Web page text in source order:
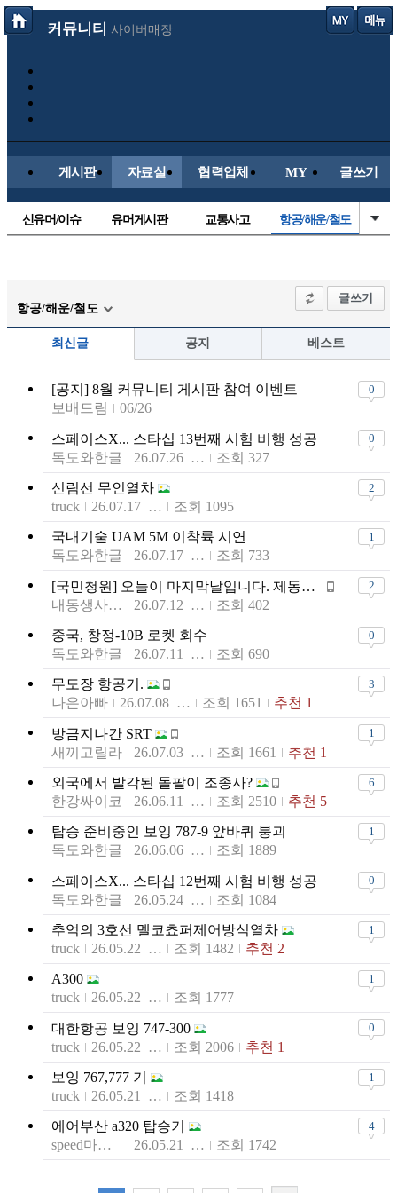
커뮤니티 사이버매장
게시판 자료실 협력업체 MY 글쓰기
신유머/이슈 유머게시판 교통사고 항공/해운/철도
자유사진
군사/무기
장착시공사진
항공/해운/철도
글쓰기
최신글 공지 베스트
[공지] 8월 커뮤니티 게시판 참여 이벤트
보배드림
06/26
0
스페이스X... 스타십 13번째 시험 비행 성공
독도와한글
26.07.26 20:34 조회 327
0
신림선 무인열차
truck
26.07.17 20:41 조회 1095
2
국내기술 UAM 5M 이착륙 시연
독도와한글
26.07.17 03:57 조회 733
1
[국민청원] 오늘이 마지막날입니다. 제동생을 살려주세요
내동생사랑해92
26.07.12 13:39 조회 402
2
중국, 창정-10B 로켓 회수
독도와한글
26.07.11 19:13 조회 690
0
무도장 항공기.
나은아빠
26.07.08 11:00 조회 1651 추천 1
3
방금지나간 SRT
새끼고릴라
26.07.03 21:34 조회 1661 추천 1
1
외국에서 발각된 돌팔이 조종사?
한강싸이코
26.06.11 18:07 조회 2510 추천 5
6
탑승 준비중인 보잉 787-9 앞바퀴 붕괴
독도와한글
26.06.06 14:25 조회 1889
1
스페이스X... 스타십 12번째 시험 비행 성공
독도와한글
26.05.24 13:45 조회 1084
0
추억의 3호선 멜코쵸퍼제어방식열차
truck
26.05.22 20:12 조회 1482 추천 2
1
A300
truck
26.05.22 19:51 조회 1777
1
대한항공 보잉 747-300
truck
26.05.22 00:46 조회 2006 추천 1
0
보잉 767,777 기
truck
26.05.21 18:45 조회 1418
1
에어부산 a320 탑승기
speed마스터
26.05.21 14:56 조회 1742
4